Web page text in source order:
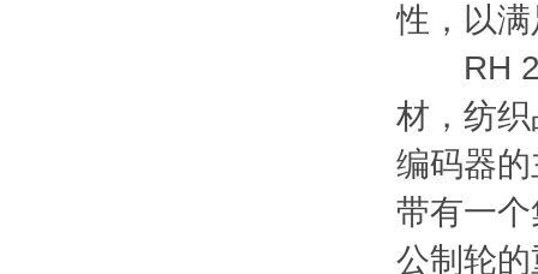
性，以
RH
材，纺
编码器
带有一
公制轮